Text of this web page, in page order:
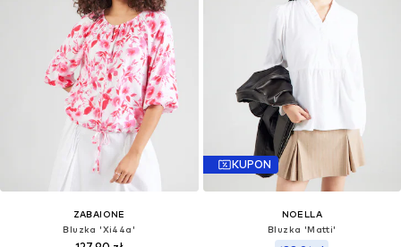
ZABAIONE
Bluzka 'Xi44a'
KUPON
NOELLA
Bluzka 'Matti'